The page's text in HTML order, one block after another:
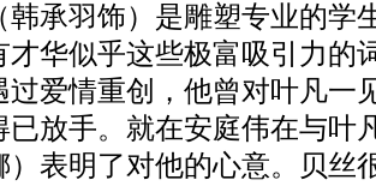
羽饰）是雕塑专业的学
才华似乎这些极富吸引力的
过爱情重创，他曾对叶凡一
已放手。就在安庭伟在与叶
）表明了对他的心意。贝丝